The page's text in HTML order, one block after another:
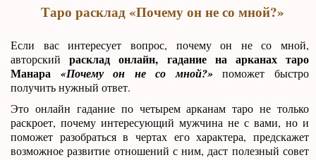
Таро расклад «Почему он не со мной?»
Если вас интересует вопрос, почему он не со мной,
авторскийрасклад онлайн, гадание на арканах таро
Манара «Почему он не со мной?»поможет быстро
получить нужный ответ.
Это онлайн гадание по четырем арканам таро не только
раскроет, почему интересующий мужчина не с вами, но и
поможет разобраться в чертах его характера, предскажет
возможное развитие отношений с ним, даст полезный совет